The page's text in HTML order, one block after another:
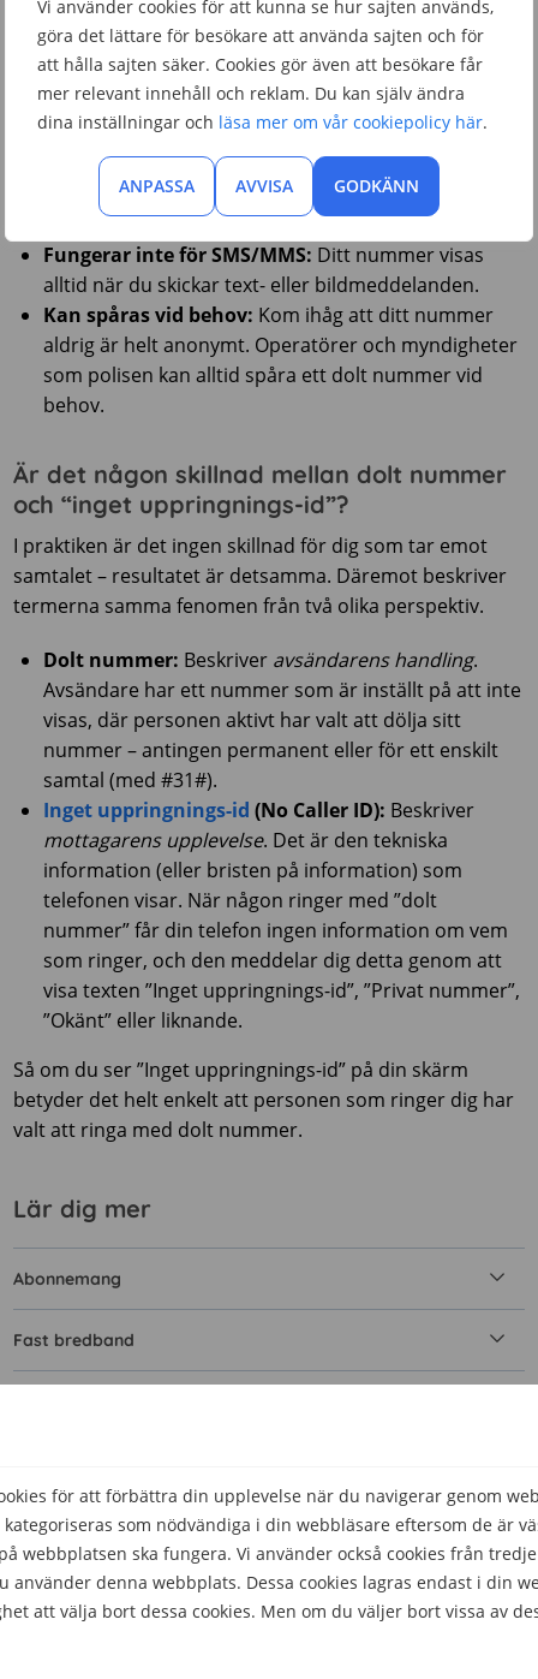
Vi använder cookies för att kunna se hur sajten används,
göra det lättare för besökare att använda sajten och för
att hålla sajten säker. Cookies gör även att besökare får
mer relevant innehåll och reklam. Du kan själv ändra
dina inställningar och läsa mer om vår cookiepolicy här.
ANPASSA AVVISA GODKÄNN
för att förbättra din upplevelse när du navigerar genom
kategoriseras som nödvändiga i din webbläsare eftersom de är
webbplatsen ska fungera. Vi använder också cookies från
använder denna webbplats. Dessa cookies lagras endast i din
att välja bort dessa cookies. Men om du väljer bort vissa av
Många svarar inte:En stor nackdel är att många
väljer att inte svara på samtal från dolda nummer på
grund av risken för telefonförsäljare eller
bedrägeriförsök.
Kan uppfattas som misstänksamt:Ett dolt
nummer kan väcka misstankar och göra att
mottagaren blir mer avvaktande.
Fungerar inte för SMS/MMS: Ditt nummer visas
alltid när du skickar text- eller bildmeddelanden.
Kan spåras vid behov: Kom ihåg att ditt nummer
aldrig är helt anonymt. Operatörer och myndigheter
som polisen kan alltid spåra ett dolt nummer vid
behov.
Är det någon skillnad mellan dolt nummer
och “inget uppringnings-id”?
I praktiken är det ingen skillnad för dig som tar emot
samtalet – resultatet är detsamma. Däremot beskriver
termerna samma fenomen från två olika perspektiv.
Dolt nummer: Beskriver avsändarens handling.
Avsändare har ett nummer som är inställt på att inte
visas, där personen aktivt har valt att dölja sitt
nummer – antingen permanent eller för ett enskilt
samtal (med #31#).
Inget uppringnings-id (No Caller ID): Beskriver
mottagarens upplevelse. Det är den tekniska
information (eller bristen på information) som
telefonen visar. När någon ringer med ”dolt
nummer” får din telefon ingen information om vem
som ringer, och den meddelar dig detta genom att
visa texten ”Inget uppringnings-id”, ”Privat nummer”,
”Okänt” eller liknande.
Så om du ser ”Inget uppringnings-id” på din skärm
betyder det helt enkelt att personen som ringer dig har
valt att ringa med dolt nummer.
Lär dig mer
Abonnemang
Fast bredband
Mobilnät och täckning
Mobilt bredband